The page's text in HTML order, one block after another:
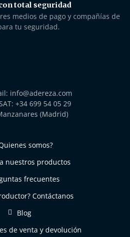
total seguridad
medios de pago y compañías de
tu seguridad.
info@adereza.com
+34 699 54 05 29
(Madrid)
somos?
nuestros productos
frecuentes
Contáctanos
Blog
de venta y devolución